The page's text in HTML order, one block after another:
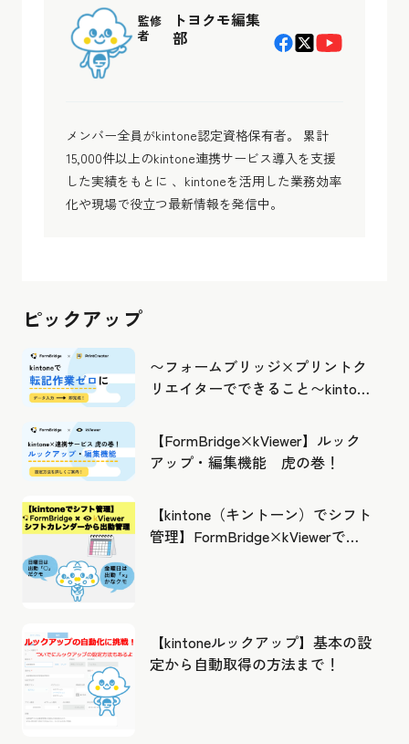
監修
者
トヨクモ編集
部
メンバー全員がkintone認定資格保有者。 累計
15,000件以上のkintone連携サービス導入を支援
した実績をもとに 、kintoneを活用した業務効率
化や現場で役立つ最新情報を発信中。
ピックアップ
〜フォームブリッジ×プリントク
リエイターでできること〜kintone
【FormBridge×kViewer】ルック
アップ・編集機能 虎の巻！
【kintone（キントーン）でシフト
管理】FormBridge×kViewerで作
【kintoneルックアップ】基本の設
定から自動取得の方法まで！